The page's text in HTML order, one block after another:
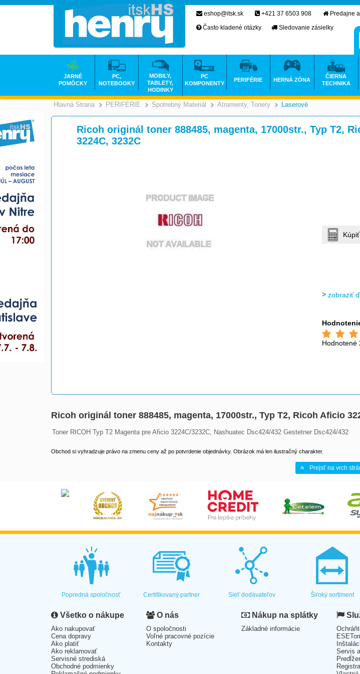
Hlavná Strana >
PERIFÉRIE >
Spotrebný Materiál >
Atramenty, Tonery >
Laserové
Ricoh originál toner 888485, magenta, 17000str., Typ T2,
3224C, 3232C
zobraziť
Hodnotené
Ricoh originál toner 888485, magenta, 17000str., Typ T2, Ricoh Aficio
Toner RICOH Typ T2 Magenta pre Aficio 3224C/3232C, Nashuatec Dsc424/432 Gestetner Dsc424/432
Obchod si vyhradzuje právo na zmenu ceny až po potvrdenie objednávky. Obrázok má len ilustračný charakter.
Prejsť na vrch
eshop@itsk.sk +421 37 6503 908
Predajne
Často kladené otázky
Sledovanie zásielky
JARNÉ
POMÔCKY
PC,
NOTEBOOKY
MOBILY,
TABLETY,
HODINKY
PC
KOMPONENTY
PERIFÉRIE HERNÁ ZÓNA
ČIERNA
TECHNIKA
Popredná spoločnosť Certifikovaný partner Sieť dodávateľov Široký sortiment
Všetko o nákupe
Ako nakupovať
Cena dopravy
Ako platiť
Ako reklamovať
Servisné strediská
Obchodné podmienky
O nás
O spoločnosti
Voľné pracovné pozície
Kontakty
Nákup na splátky
Základné informácie
Servis